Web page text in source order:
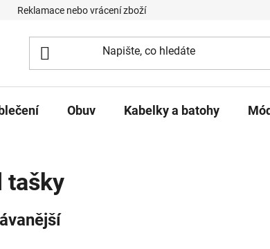
Reklamace nebo vrácení zboží Podmínky ochrany
Obuv Kabelky a batohy
tašky